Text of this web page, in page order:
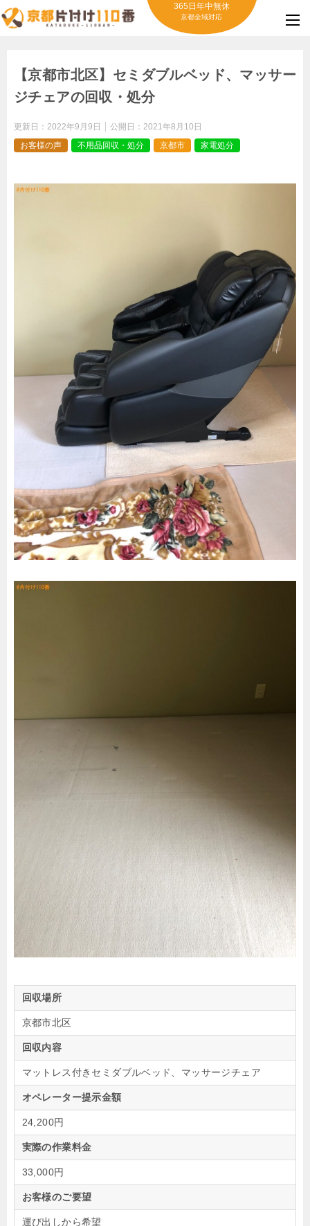
365日年中無休
京都全域対応
【京都市北区】セミダブルベッド、マッサー
ジチェアの回収・処分
更新日： 2022年9月9日 公開日： 2021年8月10日
お客様の声
不用品回収・処分 京都市 家電処分
回収場所
京都市北区
回収内容
マットレス付きセミダブルベッド、マッサージチェア
オペレーター提示金額
24,200円
実際の作業料金
33,000円
お客様のご要望
運び出しから希望